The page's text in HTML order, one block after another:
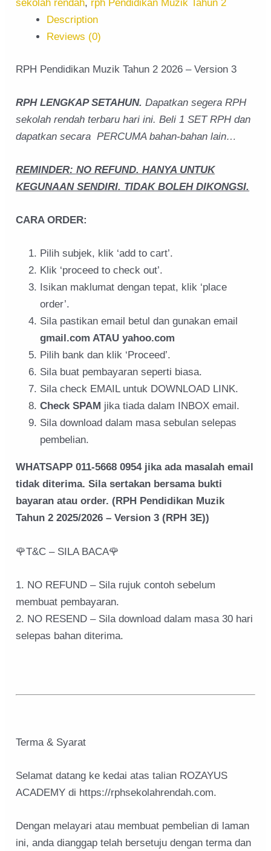
sekolah rendah, rph Pendidikan Muzik Tahun 2
Description
Reviews (0)
RPH Pendidikan Muzik Tahun 2 2026 – Version 3
RPH LENGKAP SETAHUN. Dapatkan segera RPH
sekolah rendah terbaru hari ini. Beli 1 SET RPH dan
dapatkan secara PERCUMA bahan-bahan lain…
REMINDER: NO REFUND. HANYA UNTUK
KEGUNAAN SENDIRI. TIDAK BOLEH DIKONGSI.
CARA ORDER:
Pilih subjek, klik ‘add to cart’.
Klik ‘proceed to check out’.
Isikan maklumat dengan tepat, klik ‘place
order’.
Sila pastikan email betul dan gunakan email
gmail.com ATAU yahoo.com
Pilih bank dan klik ‘Proceed’.
Sila buat pembayaran seperti biasa.
Sila check EMAIL untuk DOWNLOAD LINK.
Check SPAM jika tiada dalam INBOX email.
Sila download dalam masa sebulan selepas
pembelian.
WHATSAPP 011-5668 0954 jika ada masalah email
tidak diterima. Sila sertakan bersama bukti
bayaran atau order. (RPH Pendidikan Muzik
Tahun 2 2025/2026 – Version 3 (RPH 3E))
🌹T&C – SILA BACA🌹
1. NO REFUND – Sila rujuk contoh sebelum
membuat pembayaran.
2. NO RESEND – Sila download dalam masa 30 hari
selepas bahan diterima.
Terma & Syarat
Selamat datang ke kedai atas talian ROZAYUS
ACADEMY di https://rphsekolahrendah.com.
Dengan melayari atau membuat pembelian di laman
ini, anda dianggap telah bersetuju dengan terma dan